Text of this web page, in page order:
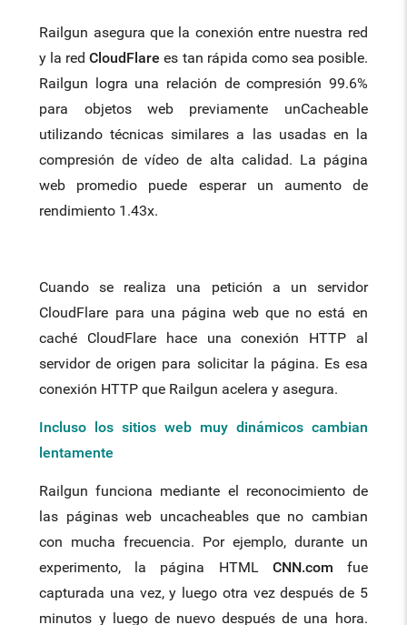
Railgun asegura que la conexión entre nuestra red
y la redCloudFlare es tan rápida como sea posible.
Railgun logra una relación de compresión 99.6%
para objetos web previamente unCacheable
utilizando técnicas similares a las usadas en la
compresión de vídeo de alta calidad. La página
web promedio puede esperar un aumento de
rendimiento 1.43x.
Cuando se realiza una petición a un servidor
CloudFlare para una página web que no está en
caché CloudFlare hace una conexión HTTP al
servidor de origen para solicitar la página. Es esa
conexión HTTP que Railgun acelera y asegura.
Incluso los sitios web muy dinámicos cambian
lentamente
Railgun funciona mediante el reconocimiento de
las páginas web uncacheables que no cambian
con mucha frecuencia. Por ejemplo, durante un
experimento, la página HTML CNN.com fue
capturada una vez, y luego otra vez después de 5
minutos y luego de nuevo después de una hora.